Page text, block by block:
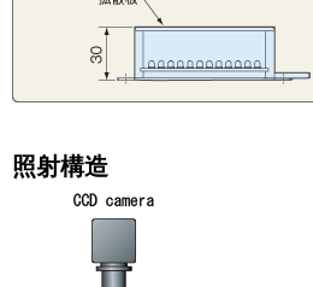
照射構造